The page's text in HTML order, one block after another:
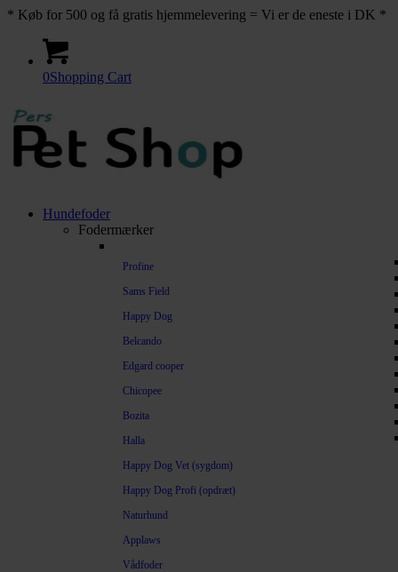
* Køb for 500 og få gratis hjemmelevering = Vi er de eneste i DK *
0Shopping Cart
Hundefoder
Fodermærker
Profine
Sams Field
Happy Dog
Belcando
Edgard cooper
Chicopee
Bozita
Halla
Happy Dog Vet (sygdom)
Happy Dog Profi (opdræt)
Naturhund
Applaws
Vådfoder